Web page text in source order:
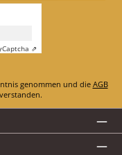
Captcha ⇗
genommen und die AGB